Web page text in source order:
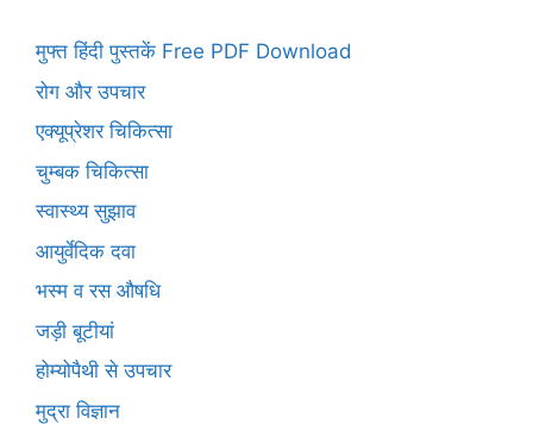
मुफ्त हिंदी पुस्तकें Free PDF Download
रोग और उपचार
एक्यूप्रेशर चिकित्सा
चुम्बक चिकित्सा
स्वास्थ्य सुझाव
आयुर्वेदिक दवा
भस्म व रस औषधि
जड़ी बूटीयां
होम्योपैथी से उपचार
मुद्रा विज्ञान